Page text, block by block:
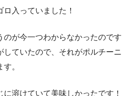
入っていました！
のが今一つわからなかったのです
していたので、それがポルチーニ
。
溶けていて美味しかったです！